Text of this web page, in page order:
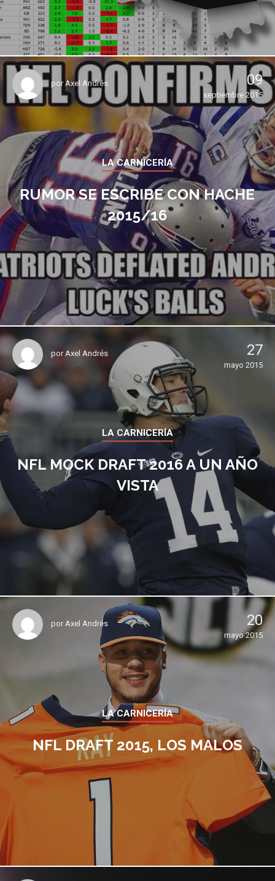
porAxel Andrés 09
septiembre 2015
LA CARNICERÍA
RUMOR SE ESCRIBE CON HACHE
2015/16
porAxel Andrés 27
mayo 2015
LA CARNICERÍA
NFL MOCK DRAFT 2016 A UN AÑO
VISTA
por Axel Andrés 20
mayo 2015
LA CARNICERÍA
NFL DRAFT 2015, LOS MALOS